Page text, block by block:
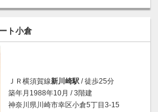
ト小倉
ＪＲ横須賀線新川崎駅 / 徒歩25分
築年月1988年10月 / 3階建
神奈川県川崎市幸区小倉5丁目3-15